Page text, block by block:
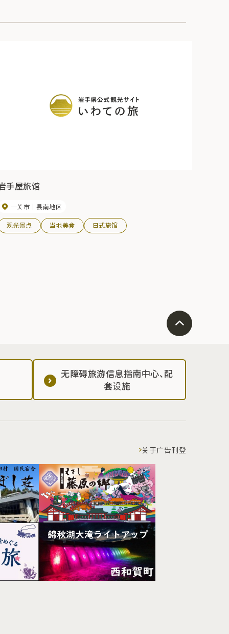
手屋旅馆
一关市 县南地区
观光景点 当地美食 日式旅馆
无障碍旅游信息指南中心、配
套设施
关于广告刊登